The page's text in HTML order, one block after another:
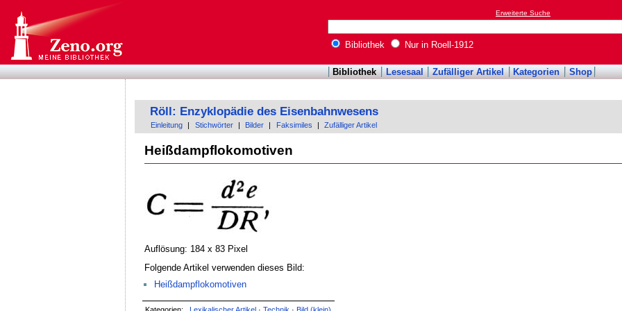
Erweiterte Suche
Bibliothek Nur in Roell-1912
Bibliothek Lesesaal Zufälliger Artikel Kategorien Shop
Röll: Enzyklopädie des Eisenbahnwesens
Einleitung Stichwörter Bilder Faksimiles Zufälliger Artikel
Heißdampflokomotiven
Auflösung: 184 x 83 Pixel
Folgende Artikel verwenden dieses Bild:
Heißdampflokomotiven